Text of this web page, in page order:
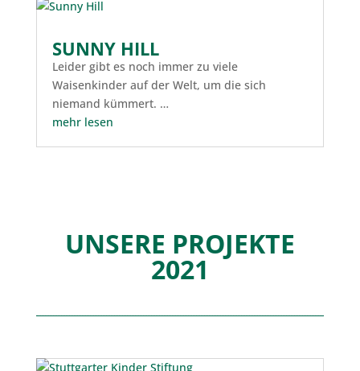
SUNNY HILL
Leider gibt es noch immer zu viele
Waisenkinder auf der Welt, um die sich
niemand kümmert. …
mehr lesen
UNSERE PROJEKTE
2021